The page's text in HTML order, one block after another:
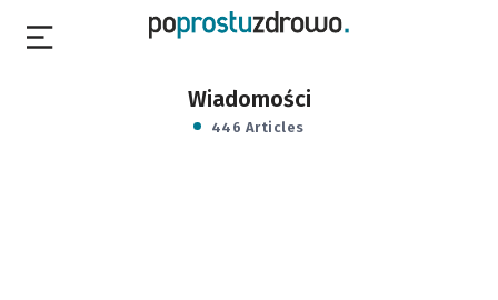
Wiadomości
446 Articles